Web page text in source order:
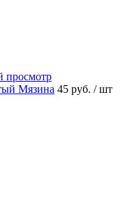
просмотр
Мязина 45 руб. / шт